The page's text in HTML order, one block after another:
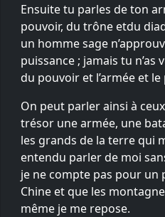
Ensuite tu parles de ton
pouvoir, du trône etdu
un homme sage
puissance ; jamais tu
du pouvoir et l’armée et
On peut parler ainsi à
trésor une armée, une
les grands de la terre qui
entendu parler de moi
je ne compte pas pour un
Chine et que les
même je me repose.